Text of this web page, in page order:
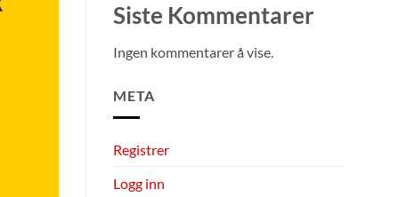
Siste Kommentarer
Ingen kommentarer å vise.
META
Registrer
Logg inn